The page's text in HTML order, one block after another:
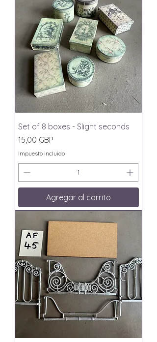
Set of 8 boxes - Slight seconds
Precio
15,00 GBP
Impuesto incluido
Agregar al carrito